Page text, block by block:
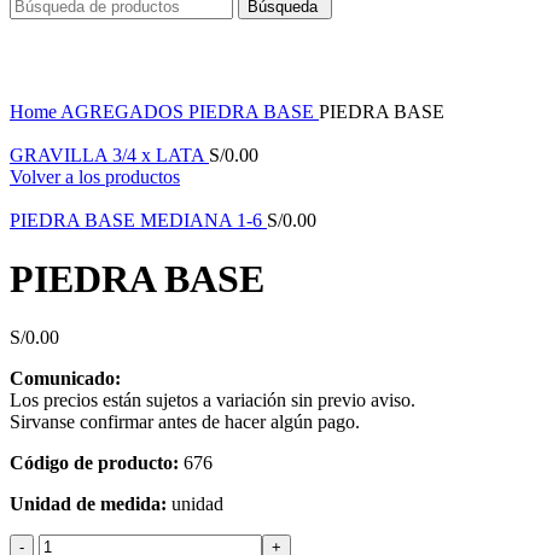
Búsqueda
Home AGREGADOS PIEDRA BASE PIEDRA BASE
GRAVILLA 3/4 x LATA S/0.00
Volver a los productos
PIEDRA BASE MEDIANA 1-6 S/0.00
PIEDRA BASE
S/0.00
Comunicado:
Los precios están sujetos a variación sin previo aviso.
Sirvanse confirmar antes de hacer algún pago.
Código de producto: 676
Unidad de medida: unidad
PIEDRA